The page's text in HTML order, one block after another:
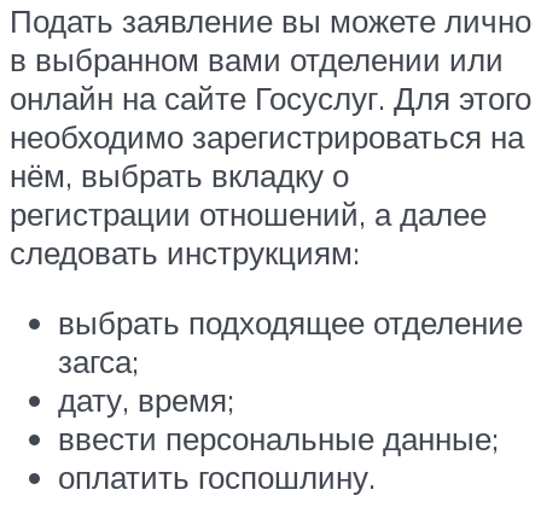
Подать заявление вы можете лично
в выбранном вами отделении или
онлайн на сайте Госуслуг. Для этого
необходимо зарегистрироваться на
нём, выбрать вкладку о
регистрации отношений, а далее
следовать инструкциям:
выбрать подходящее отделение
загса;
дату, время;
ввести персональные данные;
оплатить госпошлину.